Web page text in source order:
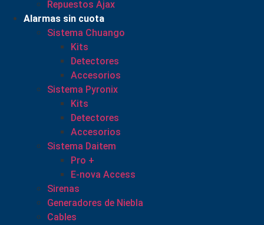
Repuestos Ajax
Alarmas sin cuota
Sistema Chuango
Kits
Detectores
Accesorios
Sistema Pyronix
Kits
Detectores
Accesorios
Sistema Daitem
Pro +
E-nova Access
Sirenas
Generadores de Niebla
Cables